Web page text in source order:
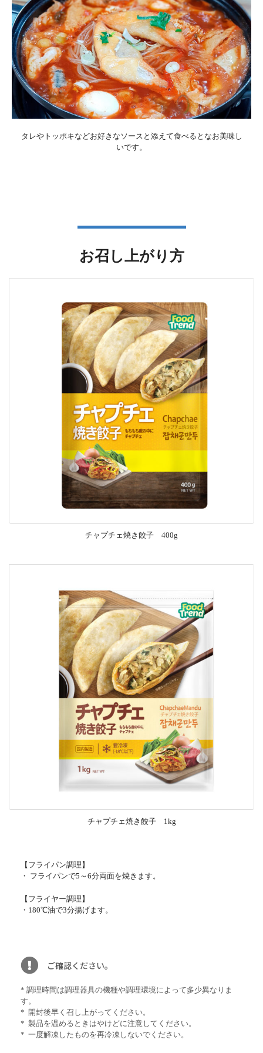
タレやトッポキなどお好きなソースと添えて食べるとなお美味し
いです。
お召し上がり方
チャプチェ焼き餃子 400g
チャプチェ焼き餃子 1kg
【フライパン調理】
・ フライパンで5～6分両面を焼きます。
【フライヤー調理】
・180℃油で3分揚げます。
ご確認ください。
* 調理時間は調理器具の機種や調理環境によって多少異なりま
す。
* 開封後早く召し上がってください。
* 製品を温めるときはやけどに注意してください。
* 一度解凍したものを再冷凍しないでください。